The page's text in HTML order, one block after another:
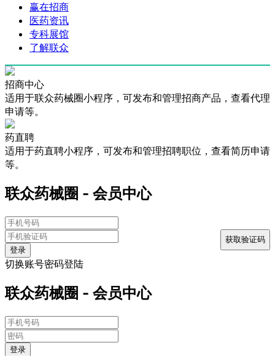
赢在招商
医药资讯
专科展馆
了解联众
招商中心
适用于联众药械圈小程序，可发布和管理招商产品，查看代理
申请等。
药直聘
适用于药直聘小程序，可发布和管理招聘职位，查看简历申请
等。
联众药械圈 - 会员中心
登录
切换账号密码登陆
联众药械圈 - 会员中心
登录